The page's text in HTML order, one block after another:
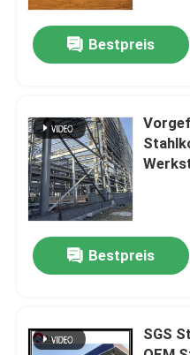
Werksbesichtigung
Qualitätskontrolle
Kontakt mit uns
Neuigkeiten
Rechtssachen
Bestpreis
Bestpreis
SGS